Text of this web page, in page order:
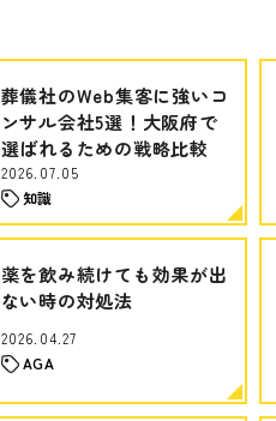
葬儀社のWeb集客に強いコ
ンサル会社5選！大阪府で
選ばれるための戦略比較
2026.07.05
知識
薬を飲み続けても効果が出
ない時の対処法
2026.04.27
AGA